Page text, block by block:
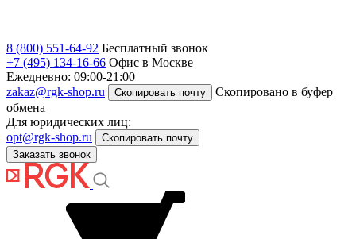
8 (800) 551-64-92 Бесплатный звонок
+7 (495) 134-16-66 Офис в Москве
Ежедневно: 09:00-21:00
zakaz@rgk-shop.ru
Скопировать почту
Скопировано в буфер
обмена
Для юридических лиц:
opt@rgk-shop.ru
Скопировать почту
Заказать звонок